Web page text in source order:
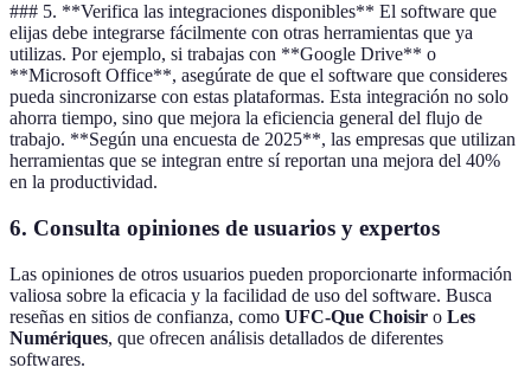
### 5. **Verifica las integraciones disponibles** El software que
elijas debe integrarse fácilmente con otras herramientas que ya
utilizas. Por ejemplo, si trabajas con **Google Drive** o
**Microsoft Office**, asegúrate de que el software que consideres
pueda sincronizarse con estas plataformas. Esta integración no solo
ahorra tiempo, sino que mejora la eficiencia general del flujo de
trabajo. **Según una encuesta de 2025**, las empresas que utilizan
herramientas que se integran entre sí reportan una mejora del 40%
en la productividad.
6. Consulta opiniones de usuarios y expertos
Las opiniones de otros usuarios pueden proporcionarte información
valiosa sobre la eficacia y la facilidad de uso del software. Busca
reseñas en sitios de confianza, como UFC-Que Choisir o Les
Numériques, que ofrecen análisis detallados de diferentes
softwares.